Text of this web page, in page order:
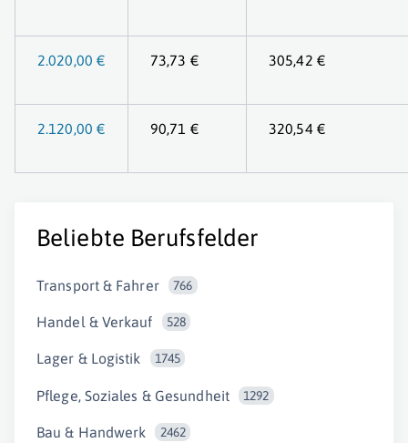
2.020,00 € 73,73 € 305,42 €
2.120,00 € 90,71 € 320,54 €
Beliebte Berufsfelder
Transport & Fahrer 766
Handel & Verkauf 528
Lager & Logistik 1745
Pflege, Soziales & Gesundheit 1292
Bau & Handwerk 2462